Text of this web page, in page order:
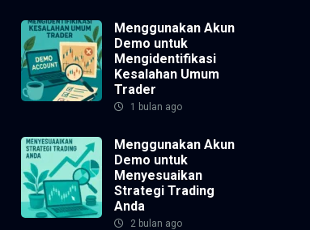
Menggunakan Akun
Demo untuk
Mengidentifikasi
Kesalahan Umum
Trader
1 bulan ago
Menggunakan Akun
Demo untuk
Menyesuaikan
Strategi Trading
Anda
2 bulan ago